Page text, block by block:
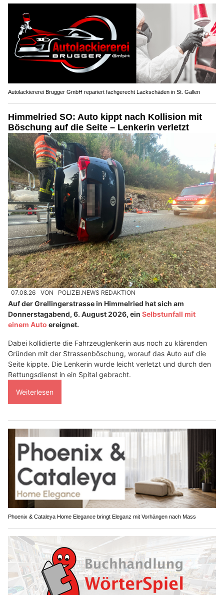
Autolackiererei Brugger GmbH repariert fachgerecht Lackschäden in St. Gallen
Himmelried SO: Auto kippt nach Kollision mit
Böschung auf die Seite – Lenkerin verletzt
07.08.26 VON POLIZEI.NEWS REDAKTION
Auf der Grellingerstrasse in Himmelried hat sich am
Donnerstagabend, 6. August 2026, ein Selbstunfall mit
einem Auto ereignet.
Dabei kollidierte die Fahrzeuglenkerin aus noch zu klärenden
Gründen mit der Strassenböschung, worauf das Auto auf die
Seite kippte. Die Lenkerin wurde leicht verletzt und durch den
Rettungsdienst in ein Spital gebracht.
Weiterlesen
Phoenix & Cataleya Home Elegance bringt Eleganz mit Vorhängen nach Mass